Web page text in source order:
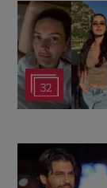
32